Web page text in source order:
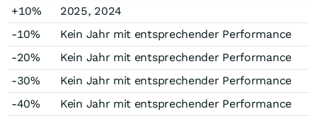
+10%
2025, 2024
-10%
Kein Jahr mit entsprechender Performance
-20%
Kein Jahr mit entsprechender Performance
-30%
Kein Jahr mit entsprechender Performance
-40%
Kein Jahr mit entsprechender Performance